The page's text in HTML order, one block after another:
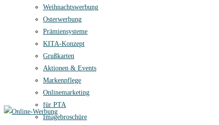
Weihnachtswerbung
Osterwerbung
Prämiensysteme
KITA-Konzept
Grußkarten
Aktionen & Events
Markenpflege
Onlinemarketing
für PTA
Imagebroschüre